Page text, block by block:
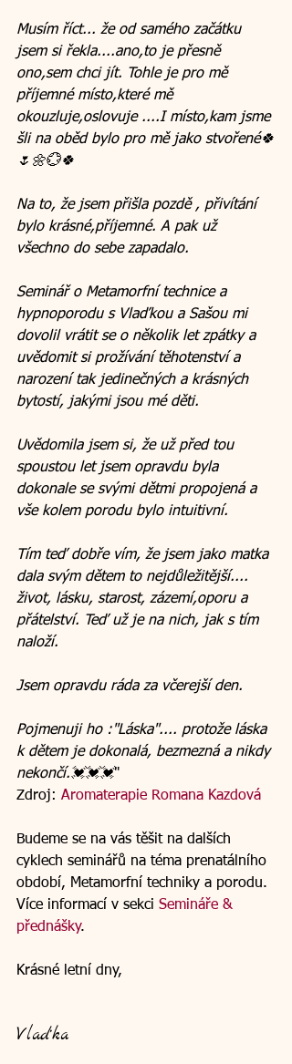
Musím říct... že od samého začátku
jsem si řekla....ano,to je přesně
ono,sem chci jít. Tohle je pro mě
příjemné místo,které mě
okouzluje,oslovuje ....I místo,kam jsme
šli na oběd bylo pro mě jako stvořené🍀
🌷🌼💮🍀
Na to, že jsem přišla pozdě , přivítání
bylo krásné,příjemné. A pak už
všechno do sebe zapadalo.
Seminář o Metamorfní technice a
hypnoporodu s Vlaďkou a Sašou mi
dovolil vrátit se o několik let zpátky a
uvědomit si prožívání těhotenství a
narození tak jedinečných a krásných
bytostí, jakými jsou mé děti.
Uvědomila jsem si, že už před tou
spoustou let jsem opravdu byla
dokonale se svými dětmi propojená a
vše kolem porodu bylo intuitivní.
Tím teď dobře vím, že jsem jako matka
dala svým dětem to nejdůležitější....
život, lásku, starost, zázemí,oporu a
přátelství. Teď už je na nich, jak s tím
naloží.
Jsem opravdu ráda za včerejší den.
Pojmenuji ho :"Láska".... protože láska
k dětem je dokonalá, bezmezná a nikdy
nekončí.💓💓💓"
Zdroj: Aromaterapie Romana Kazdová
Budeme se na vás těšit na dalších
cyklech seminářů na téma prenatálního
období, Metamorfní techniky a porodu.
Více informací v sekci Semináře &
přednášky.
Krásné letní dny,
Vlaďka